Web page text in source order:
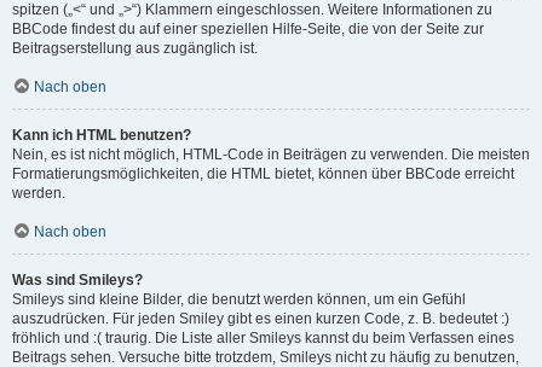
spitzen („<“ und „>“) Klammern eingeschlossen. Weitere Informationen zu
BBCode findest du auf einer speziellen Hilfe-Seite, die von der Seite zur
Beitragserstellung aus zugänglich ist.
Nach oben
Kann ich HTML benutzen?
Nein, es ist nicht möglich, HTML-Code in Beiträgen zu verwenden. Die meisten
Formatierungsmöglichkeiten, die HTML bietet, können über BBCode erreicht
werden.
Nach oben
Was sind Smileys?
Smileys sind kleine Bilder, die benutzt werden können, um ein Gefühl
auszudrücken. Für jeden Smiley gibt es einen kurzen Code, z. B. bedeutet :)
fröhlich und :( traurig. Die Liste aller Smileys kannst du beim Verfassen eines
Beitrags sehen. Versuche bitte trotzdem, Smileys nicht zu häufig zu benutzen,